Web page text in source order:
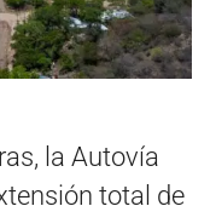
la Autovía
total de